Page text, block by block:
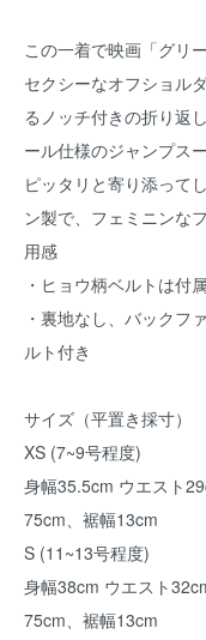
この一着で映画「グリ
セクシーなオフショル
るノッチ付きの折り返
ール仕様のジャンプス
ピッタリと寄り添って
ン製で、フェミニンな
用感
・ヒョウ柄ベルトは付
・裏地なし、バックフ
ルト付き
サイズ（平置き採寸）
XS (7~9号程度)
身幅35.5cm ウエスト
75cm、裾幅13cm
S (11~13号程度)
身幅38cm ウエスト
75cm、裾幅13cm